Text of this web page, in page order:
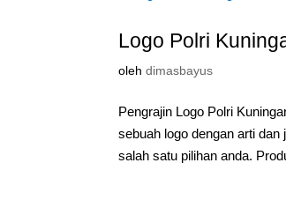
Logo Polri
olehdimasbayus
Pengrajin Logo Polri
sebuah logo dengan arti
salah satu pilihan anda.